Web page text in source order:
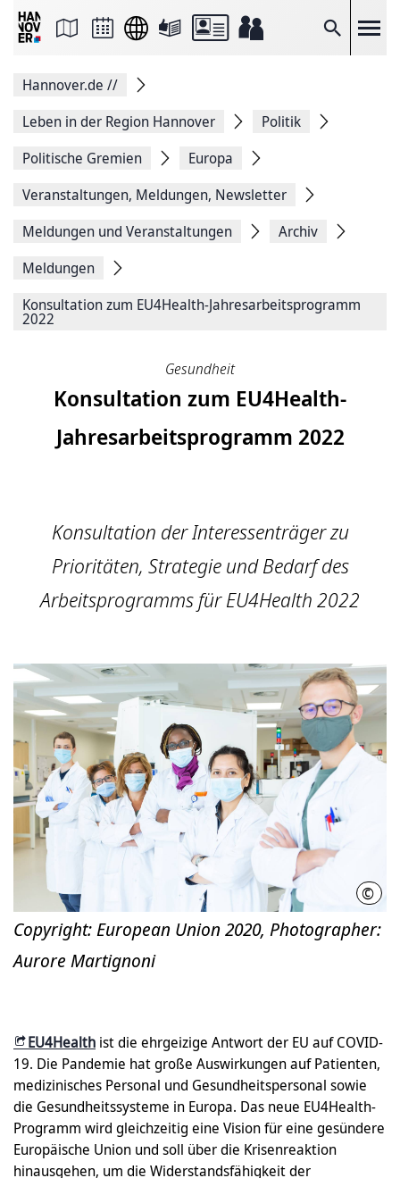
Suche
Seite
Facebook
teilen
Seitenlink
Seite
Hannover.de //
Leben in der Region Hannover
Politik
Politische Gremien
Europa
Veranstaltungen, Meldungen, Newsletter
Meldungen und Veranstaltungen
Archiv
Meldungen
Konsultation zum EU4Health-Jahresarbeitsprogramm
2022
Gesundheit
Konsultation zum EU4Health-
Jahresarbeitsprogramm 2022
Konsultation der Interessenträger zu
Prioritäten, Strategie und Bedarf des
Arbeitsprogramms für EU4Health 2022
©
Copyright: European Union 2020, Photographer:
Aurore Martignoni
EU4Health ist die ehrgeizige Antwort der EU auf COVID-
19. Die Pandemie hat große Auswirkungen auf Patienten,
medizinisches Personal und Gesundheitspersonal sowie
die Gesundheitssysteme in Europa. Das neue EU4Health-
Programm wird gleichzeitig eine Vision für eine gesündere
Europäische Union und soll über die Krisenreaktion
hinausgehen, um die Widerstandsfähigkeit der